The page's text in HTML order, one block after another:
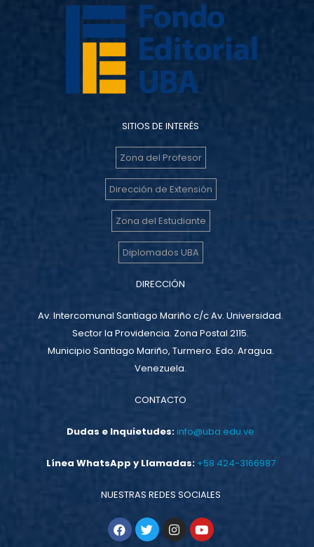
SITIOS DE INTERÉS
Zona del Profesor
Dirección de Extensión
Zona del Estudiante
Diplomados UBA
DIRECCIÓN
Av. Intercomunal Santiago Mariño c/c Av. Universidad.
Sector la Providencia. Zona Postal 2115.
Municipio Santiago Mariño, Turmero. Edo. Aragua.
Venezuela.
CONTACTO
Dudas e Inquietudes:info@uba.edu.ve
Línea WhatsApp y Llamadas:+58 424-3166987
NUESTRAS REDES SOCIALES